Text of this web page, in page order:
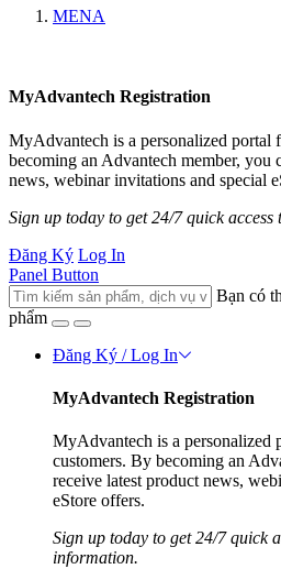
MENA
MyAdvantech Registration
MyAdvantech is a personalized portal
becoming an Advantech member, you
news, webinar invitations and special
Sign up today to get 24/7 quick
Đăng Ký Log In
Panel Button
Bạn có
phẩm
Đăng Ký / Log In
MyAdvantech Registration
MyAdvantech is a personalized
customers. By becoming an
receive latest product news,
eStore offers.
Sign up today to get 24/7 quick
information.